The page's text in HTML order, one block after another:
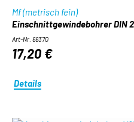
Mf (metrisch fein)
Einschnittgewindebohrer DIN
Art-Nr. 66370
17,20 €
Details